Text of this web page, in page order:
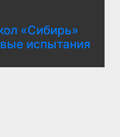
«Сибирь»
испытания